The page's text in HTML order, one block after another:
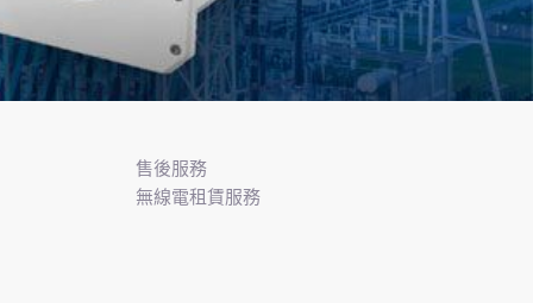
售後服務
無線電租賃服務